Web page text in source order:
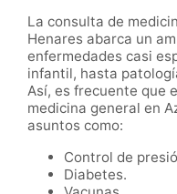
La consulta de
Henares abarca un
enfermedades casi
infantil, hasta
Así, es frecuente que
medicina general en
asuntos como:
Control de
Diabetes.